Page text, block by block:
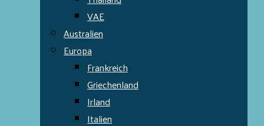
VAE
Australien
Europa
Frankreich
Griechenland
Irland
Italien